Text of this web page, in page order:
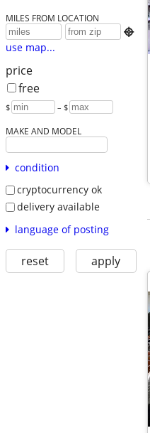
MILES FROM LOCATION

use map...
price
free
$ – $
MAKE AND MODEL
condition
cryptocurrency ok
delivery available
language of posting
reset apply